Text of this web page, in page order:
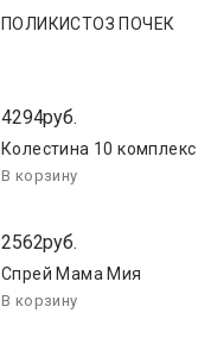
ПОЛИКИСТОЗ ПОЧЕК
4294руб.
Колестина 10 комплекс
2562руб.
Спрей Мама Мия